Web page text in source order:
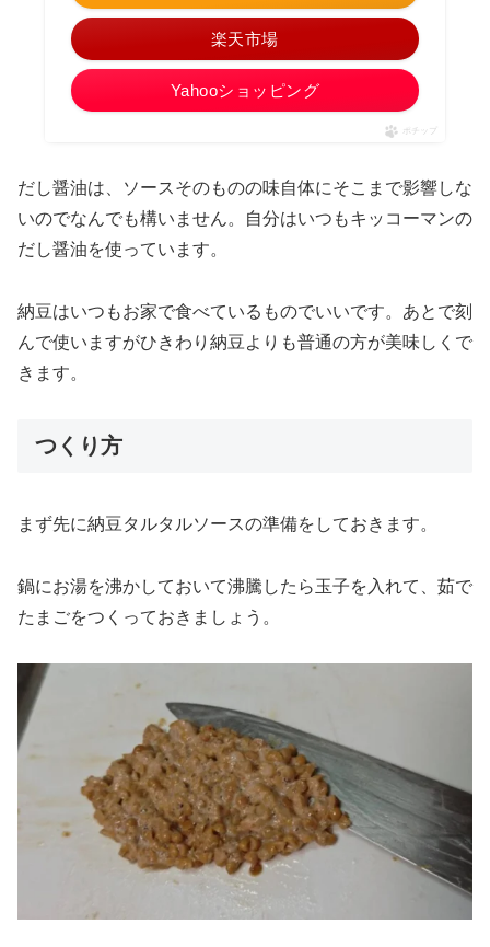
楽天市場
Yahooショッピング
ポチップ
だし醤油は、ソースそのものの味自体にそこまで影響しな
いのでなんでも構いません。自分はいつもキッコーマンの
だし醤油を使っています。
納豆はいつもお家で食べているものでいいです。あとで刻
んで使いますがひきわり納豆よりも普通の方が美味しくで
きます。
つくり方
まず先に納豆タルタルソースの準備をしておきます。
鍋にお湯を沸かしておいて沸騰したら玉子を入れて、茹で
たまごをつくっておきましょう。